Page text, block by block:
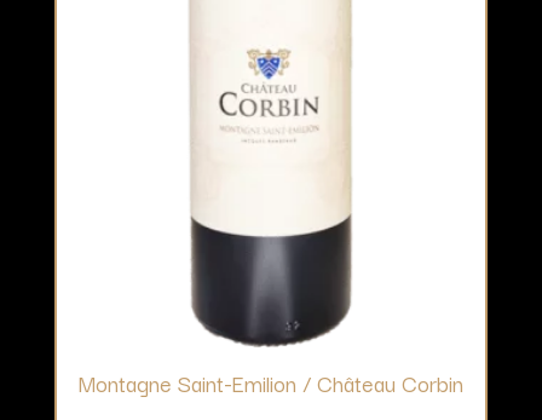
Montagne Saint-Emilion / Château Corbin